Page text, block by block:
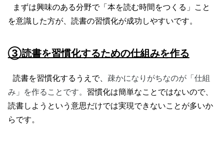
まずは興味のある分野で「本を読む時間をつくる」こと
を意識した方が、読書の習慣化が成功しやすいです。
③読書を習慣化するための仕組みを作る
読書を習慣化するうえで、 疎かになりがちなのが「仕組
み」を作ることです。 習慣化は簡単なことではないので、
読書しようという意思だけでは実現できないことが多いか
らです。